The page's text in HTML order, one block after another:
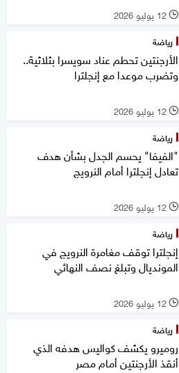
l 12 يوليو 2026
رياضة
الأرجنتين تحطم عناد سويسرا بثلاثية..
وتضرب موعدا مع إنجلترا
l 12 يوليو 2026
رياضة
"الفيفا" يحسم الجدل بشأن هدف
تعادل إنجلترا أمام النرويج
l 12 يوليو 2026
رياضة
إنجلترا توقف مغامرة النرويج في
المونديال وتبلغ نصف النهائي
l 12 يوليو 2026
رياضة
روميرو يكشف كواليس هدفه الذي
أنقذ الأرجنتين أمام مصر